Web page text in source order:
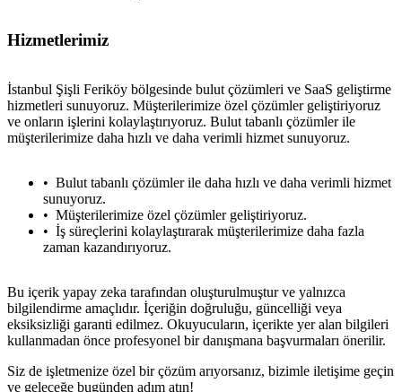
Hizmetlerimiz
İstanbul Şişli Feriköy bölgesinde bulut çözümleri ve SaaS geliştirme
hizmetleri sunuyoruz. Müşterilerimize özel çözümler geliştiriyoruz
ve onların işlerini kolaylaştırıyoruz. Bulut tabanlı çözümler ile
müşterilerimize daha hızlı ve daha verimli hizmet sunuyoruz.
Bulut tabanlı çözümler ile daha hızlı ve daha verimli hizmet
sunuyoruz.
Müşterilerimize özel çözümler geliştiriyoruz.
İş süreçlerini kolaylaştırarak müşterilerimize daha fazla
zaman kazandırıyoruz.
Bu içerik yapay zeka tarafından oluşturulmuştur ve yalnızca
bilgilendirme amaçlıdır. İçeriğin doğruluğu, güncelliği veya
eksiksizliği garanti edilmez. Okuyucuların, içerikte yer alan bilgileri
kullanmadan önce profesyonel bir danışmana başvurmaları önerilir.
Siz de işletmenize özel bir çözüm arıyorsanız, bizimle iletişime geçin
ve geleceğe bugünden adım atın!